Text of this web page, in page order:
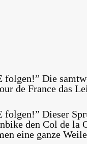
Die
de France das
Dieser
den Col de la
eine ganze